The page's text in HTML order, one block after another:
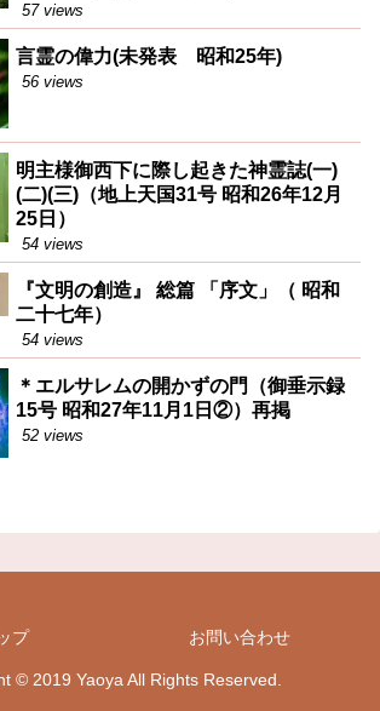
57 views
言霊の偉力(未発表 昭和25年)
56 views
明主様御西下に際し起きた神霊誌(一)
(二)(三)（地上天国31号 昭和26年12月
25日）
54 views
『文明の創造』 総篇 「序文」（ 昭和
二十七年）
54 views
＊エルサレムの開かずの門（御垂示録
15号 昭和27年11月1日②）再掲
52 views
プ お問い合わせ
© 2019 Yaoya All Rights Reserved.